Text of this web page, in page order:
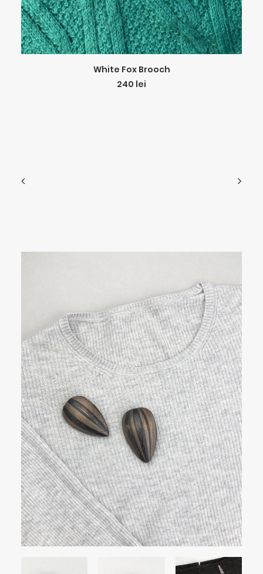
ADD TO CART
White Fox Brooch
240 lei